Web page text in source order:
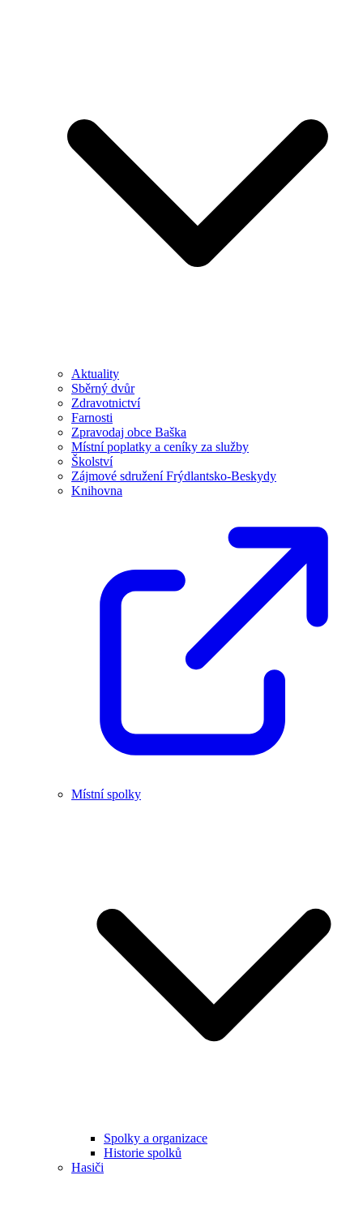
Aktuality
Sběrný dvůr
Zdravotnictví
Farnosti
Zpravodaj obce Baška
Místní poplatky a ceníky za služby
Školství
Zájmové sdružení Frýdlantsko-Beskydy
Knihovna
Místní spolky
Spolky a organizace
Historie spolků
Hasiči